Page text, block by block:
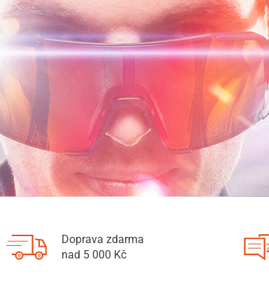
Doprava zdarma
nad 5 000 Kč